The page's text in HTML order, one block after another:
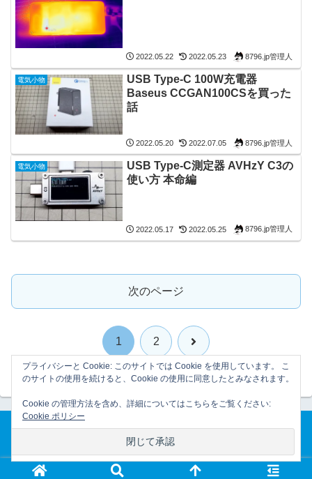
2022.05.22 2022.05.23 8796.jp管理人
電気小物
USB Type-C 100W充電器
Baseus CCGAN100CSを買った
話
2022.05.20 2022.07.05 8796.jp管理人
電気小物
USB Type-C測定器 AVHzY C3の
使い方 本命編
2022.05.17 2022.05.25 8796.jp管理人
次のページ
1 2 次
へ
© 2007-2026 8796.jp管理日誌.
プライバシーと Cookie: このサイトでは Cookie を使用しています。 こ
のサイトの使用を続けると、Cookie の使用に同意したとみなされます。
Cookie の管理方法を含め、詳細についてはこちらをご覧ください:
Cookie ポリシー